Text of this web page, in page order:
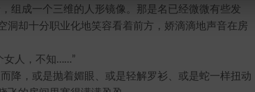
成一个三维的人形镜像。那是名已经微微有些发
洞却十分职业化地笑容看着前方，娇滴滴地声音在房
人，不知……”
，或是抛着媚眼、或是轻解罗衫、或是蛇一样扭动